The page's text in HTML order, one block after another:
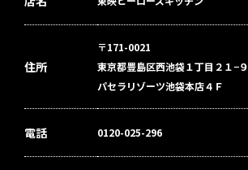
住所
〒171-0021
東京都豊島区西池袋１丁目２１−９
パセラリゾーツ池袋本店４Ｆ
電話 0120-025-296